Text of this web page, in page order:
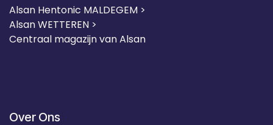
Alsan Hentonic MALDEGEM >
Alsan WETTEREN >
Centraal magazijn van Alsan
Over Ons